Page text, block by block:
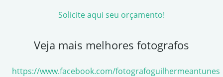
Solicite aqui seu orçamento!
Veja mais melhores fotografos
https://www.facebook.com/fotografoguilhermeantunes